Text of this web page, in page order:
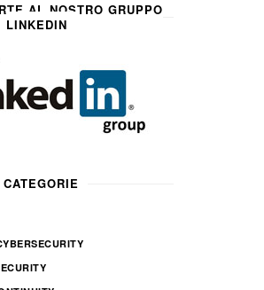
AL NOSTRO GRUPPO
LINKEDIN
CATEGORIE